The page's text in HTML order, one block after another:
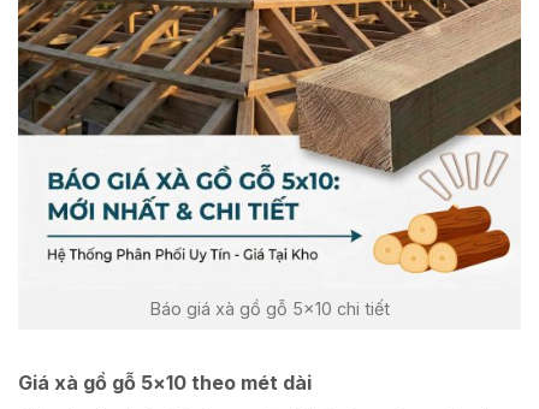
Báo giá xà gồ gỗ 5×10 chi tiết
Giá xà gồ gỗ 5×10 theo mét dài